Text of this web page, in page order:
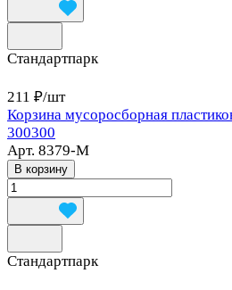
Стандартпарк
211 ₽/шт
Корзина мусоросборная
300300
Арт. 8379-М
В корзину
Стандартпарк